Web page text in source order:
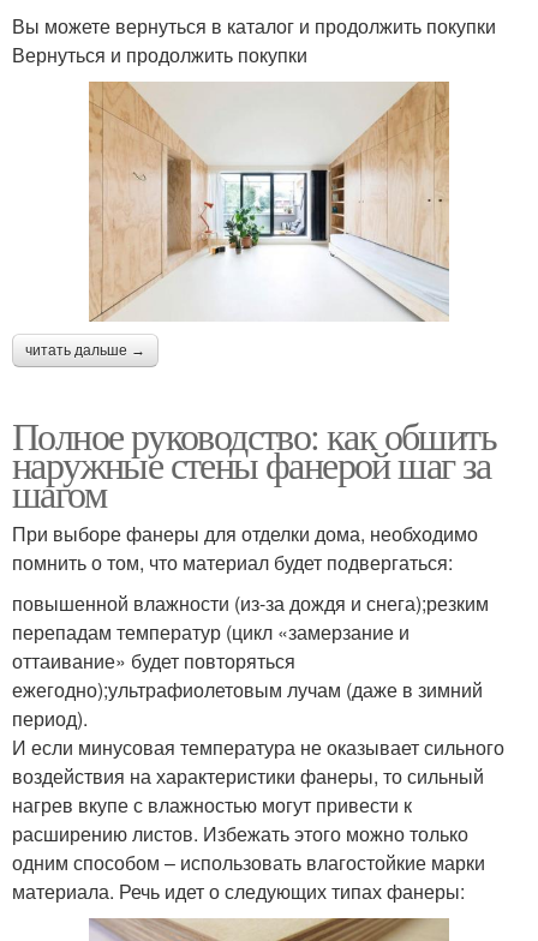
Вы можете вернуться в каталог и продолжить покупки
Вернуться и продолжить покупки
читать дальше →
Полное руководство: как обшить
наружные стены фанерой шаг за
шагом
При выборе фанеры для отделки дома, необходимо
помнить о том, что материал будет подвергаться:
повышенной влажности (из-за дождя и снега);резким
перепадам температур (цикл «замерзание и
оттаивание» будет повторяться
ежегодно);ультрафиолетовым лучам (даже в зимний
период).
И если минусовая температура не оказывает сильного
воздействия на характеристики фанеры, то сильный
нагрев вкупе с влажностью могут привести к
расширению листов. Избежать этого можно только
одним способом – использовать влагостойкие марки
материала. Речь идет о следующих типах фанеры: